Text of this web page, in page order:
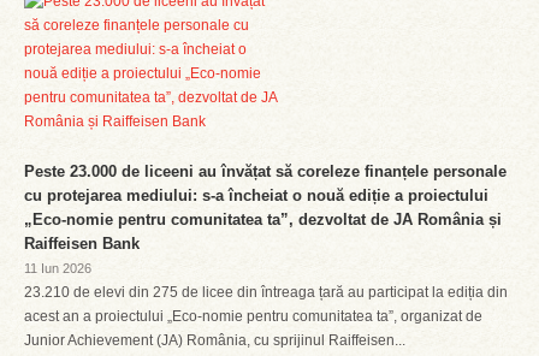
Peste 23.000 de liceeni au învățat să coreleze finanțele personale
cu protejarea mediului: s-a încheiat o nouă ediție a proiectului
„Eco-nomie pentru comunitatea ta”, dezvoltat de JA România și
Raiffeisen Bank
11 Iun 2026
23.210 de elevi din 275 de licee din întreaga țară au participat la ediția din
acest an a proiectului „Eco-nomie pentru comunitatea ta”, organizat de
Junior Achievement (JA) România, cu sprijinul Raiffeisen...